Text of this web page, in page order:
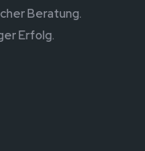
Beratung.
Erfolg.